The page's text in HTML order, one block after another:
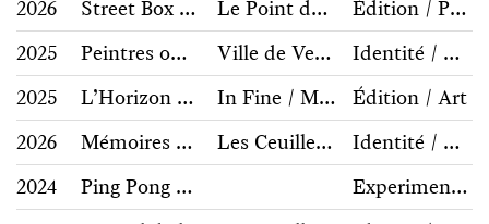
2026
Street Box Camera Le Point du Jour
Édition / Photographie, architecture
2025
Peintres officiels de la Marine Ville de Versailles
Identité / Communication
2025
L’Horizon sans fin In Fine / Musée des Beaux-Arts de Caen
Édition / Art
2026
Mémoires des Tréfileries Les Ceuilleurs d’Histoires / Ville du Havre
Identité / Communication
2024
Ping Pong Thérapie
Experimentations / Hors commerce